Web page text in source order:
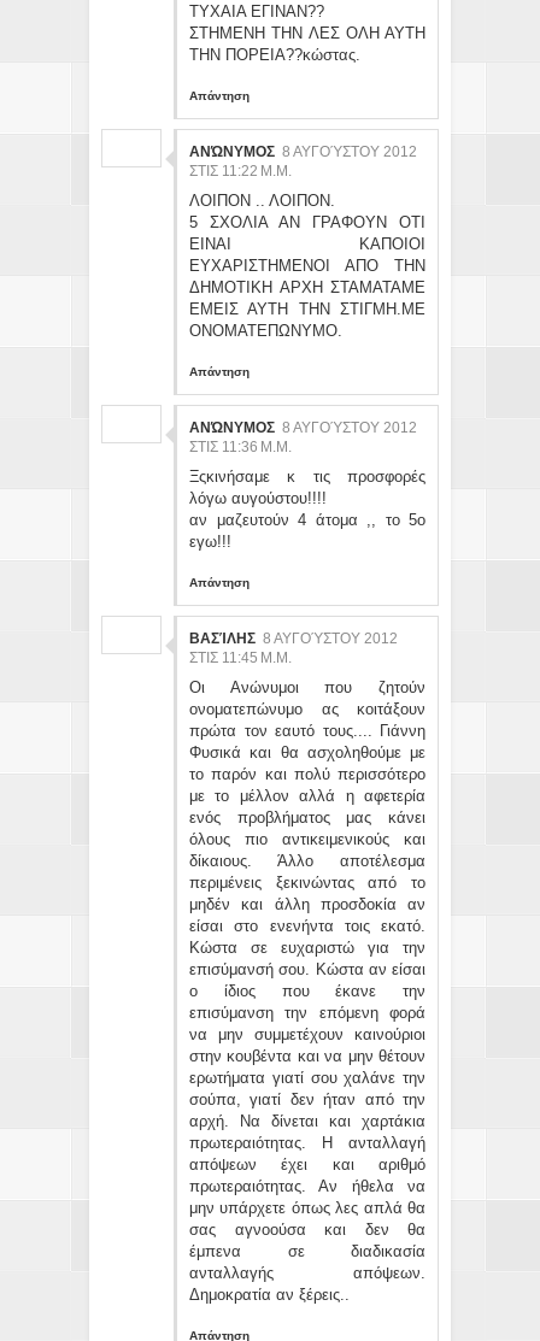
ΤΥΧΑΙΑ ΕΓΙΝΑΝ??
ΣΤΗΜΕΝΗ ΤΗΝ ΛΕΣ ΟΛΗ ΑΥΤΗ
ΤΗΝ ΠΟΡΕΙΑ??κώστας.
Απάντηση
ΑΝΏΝΥΜΟΣ 8 ΑΥΓΟΎΣΤΟΥ 2012
ΣΤΙΣ 11:22 Μ.Μ.
ΛΟΙΠΟΝ .. ΛΟΙΠΟΝ.
5 ΣΧΟΛΙΑ ΑΝ ΓΡΑΦΟΥΝ ΟΤΙ
ΕΙΝΑΙ ΚΑΠΟΙΟΙ
ΕΥΧΑΡΙΣΤΗΜΕΝΟΙ ΑΠΟ ΤΗΝ
ΔΗΜΟΤΙΚΗ ΑΡΧΗ ΣΤΑΜΑΤΑΜΕ
ΕΜΕΙΣ ΑΥΤΗ ΤΗΝ ΣΤΙΓΜΗ.ΜΕ
ΟΝΟΜΑΤΕΠΩΝΥΜΟ.
Απάντηση
ΑΝΏΝΥΜΟΣ 8 ΑΥΓΟΎΣΤΟΥ 2012
ΣΤΙΣ 11:36 Μ.Μ.
Ξςκινήσαμε κ τις προσφορές
λόγω αυγούστου!!!!
αν μαζευτούν 4 άτομα ,, το 5ο
εγω!!!
Απάντηση
ΒΑΣΊΛΗΣ 8 ΑΥΓΟΎΣΤΟΥ 2012
ΣΤΙΣ 11:45 Μ.Μ.
Οι Ανώνυμοι που ζητούν
ονοματεπώνυμο ας κοιτάξουν
πρώτα τον εαυτό τους.... Γιάννη
Φυσικά και θα ασχοληθούμε με
το παρόν και πολύ περισσότερο
με το μέλλον αλλά η αφετερία
ενός προβλήματος μας κάνει
όλους πιο αντικειμενικούς και
δίκαιους. Άλλο αποτέλεσμα
περιμένεις ξεκινώντας από το
μηδέν και άλλη προσδοκία αν
είσαι στο ενενήντα τοις εκατό.
Κώστα σε ευχαριστώ για την
επισύμανσή σου. Κώστα αν είσαι
ο ίδιος που έκανε την
επισύμανση την επόμενη φορά
να μην συμμετέχουν καινούριοι
στην κουβέντα και να μην θέτουν
ερωτήματα γιατί σου χαλάνε την
σούπα, γιατί δεν ήταν από την
αρχή. Να δίνεται και χαρτάκια
πρωτεραιότητας. Η ανταλλαγή
απόψεων έχει και αριθμό
πρωτεραιότητας. Αν ήθελα να
μην υπάρχετε όπως λες απλά θα
σας αγνοούσα και δεν θα
έμπενα σε διαδικασία
ανταλλαγής απόψεων.
Δημοκρατία αν ξέρεις..
Απάντηση